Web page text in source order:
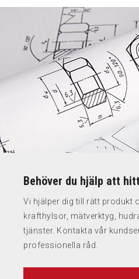
Behöver du hjälp att
Vi hjälper dig till rätt produkt
krafthylsor, mätverktyg,
tjänster. Kontakta vår
professionella råd.